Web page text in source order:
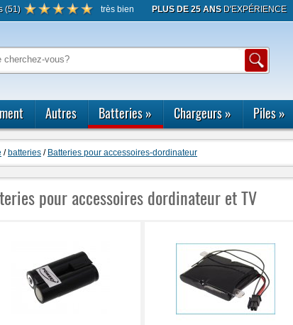
(51) très bien PLUS DE 25 ANS D'EXPÉRIENCE
Autres Batteries» Chargeurs» Piles»
/ batteries / Batteries pour accessoires-dordinateur
pour accessoires dordinateur et TV